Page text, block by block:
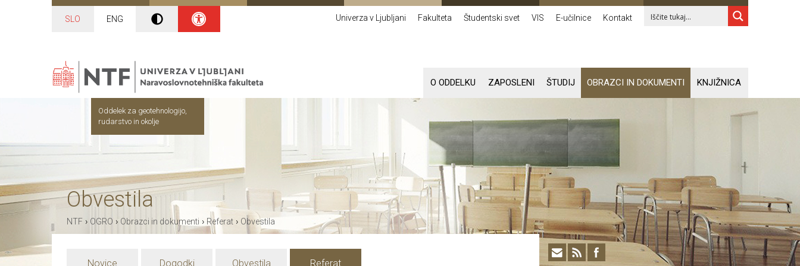
SLO ENG Univerza v Ljubljani Fakulteta Študentski svet VIS E-učilnice Kontakt
Oddelek za geotehnologijo,
rudarstvo in okolje
O ODDELKU ZAPOSLENI ŠTUDIJ OBRAZCI IN DOKUMENTI KNJIŽNICA
Obvestila
NTF › OGRO › Obrazci in dokumenti › Referat › Obvestila
Novice Dogodki Obvestila Referat